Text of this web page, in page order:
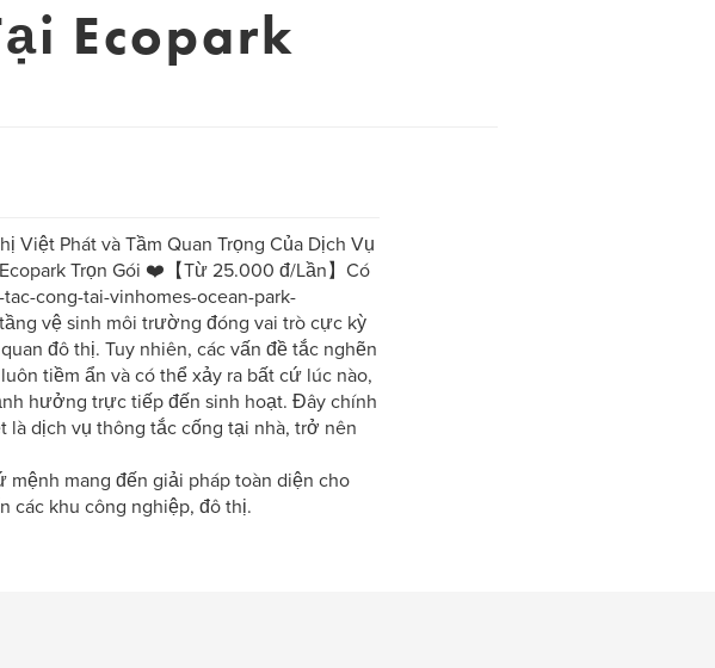
Ecopark
Việt Phát và Tầm Quan Trọng Của Dịch Vụ
Trọn Gói ❤️【Từ 25.000 đ/Lần】Có
cong-tai-vinhomes-ocean-park-
vệ sinh môi trường đóng vai trò cực kỳ
đô thị. Tuy nhiên, các vấn đề tắc nghẽn
tiềm ẩn và có thể xảy ra bất cứ lúc nào,
hưởng trực tiếp đến sinh hoạt. Đây chính
là dịch vụ thông tắc cống tại nhà, trở nên
mang đến giải pháp toàn diện cho
các khu công nghiệp, đô thị.